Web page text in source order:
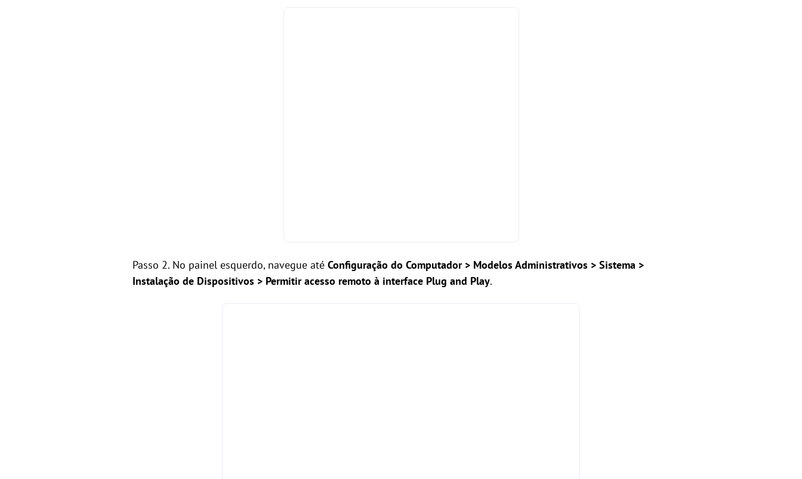
Passo 2. No painel esquerdo, navegue até Configuração do Computador > Modelos Administrativos > Sistema >
Instalação de Dispositivos > Permitir acesso remoto à interface Plug and Play.